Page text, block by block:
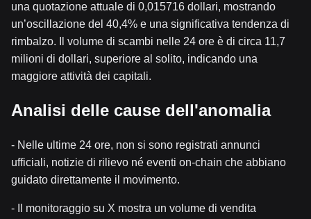
una quotazione attuale di 0,015716 dollari, mostrando
un’oscillazione del 40,4% e una significativa tendenza di
rimbalzo. Il volume di scambi nelle 24 ore è di circa 11,7
milioni di dollari, superiore al solito, indicando una
maggiore attività dei capitali.
Analisi delle cause dell'anomalia
- Nelle ultime 24 ore, non si sono registrati annunci
ufficiali, notizie di rilievo né eventi on-chain che abbiano
guidato direttamente il movimento.
- Il monitoraggio su X mostra un volume di vendita